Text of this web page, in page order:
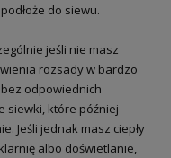
do siewu.
jeśli nie masz
rozsady w bardzo
odpowiednich
siewki, które później
Jeśli jednak masz ciepły
albo doświetlanie,